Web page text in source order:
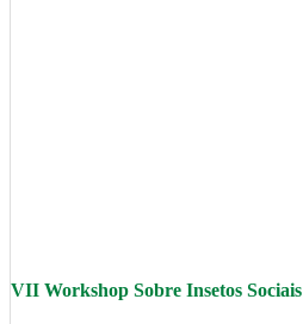
VII Workshop Sobre Insetos Sociais